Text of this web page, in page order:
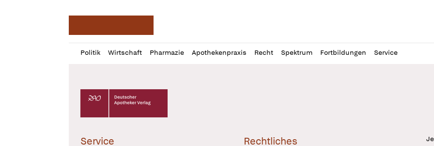
Politik Wirtschaft Pharmazie Apothekenpraxis Recht Spektrum Fortbildungen Service
Profil
öffnen
Daz
Pur
Deutscher Apotheker Verlag Logo
Service Rechtliches